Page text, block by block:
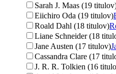
Sarah J. Maas (19
Eiichiro Oda (19 titulov)
Roald Dahl (18 titulov)
Liane Schneider (18
Jane Austen (17 titulov)
Cassandra Clare (17
J. R. R. Tolkien (16